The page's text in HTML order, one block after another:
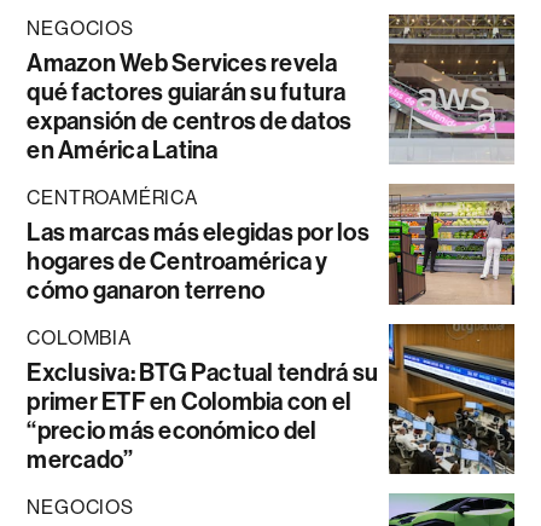
NEGOCIOS
Amazon Web Services revela
qué factores guiarán su futura
expansión de centros de datos
en América Latina
CENTROAMÉRICA
Las marcas más elegidas por los
hogares de Centroamérica y
cómo ganaron terreno
COLOMBIA
Exclusiva: BTG Pactual tendrá su
primer ETF en Colombia con el
“precio más económico del
mercado”
NEGOCIOS